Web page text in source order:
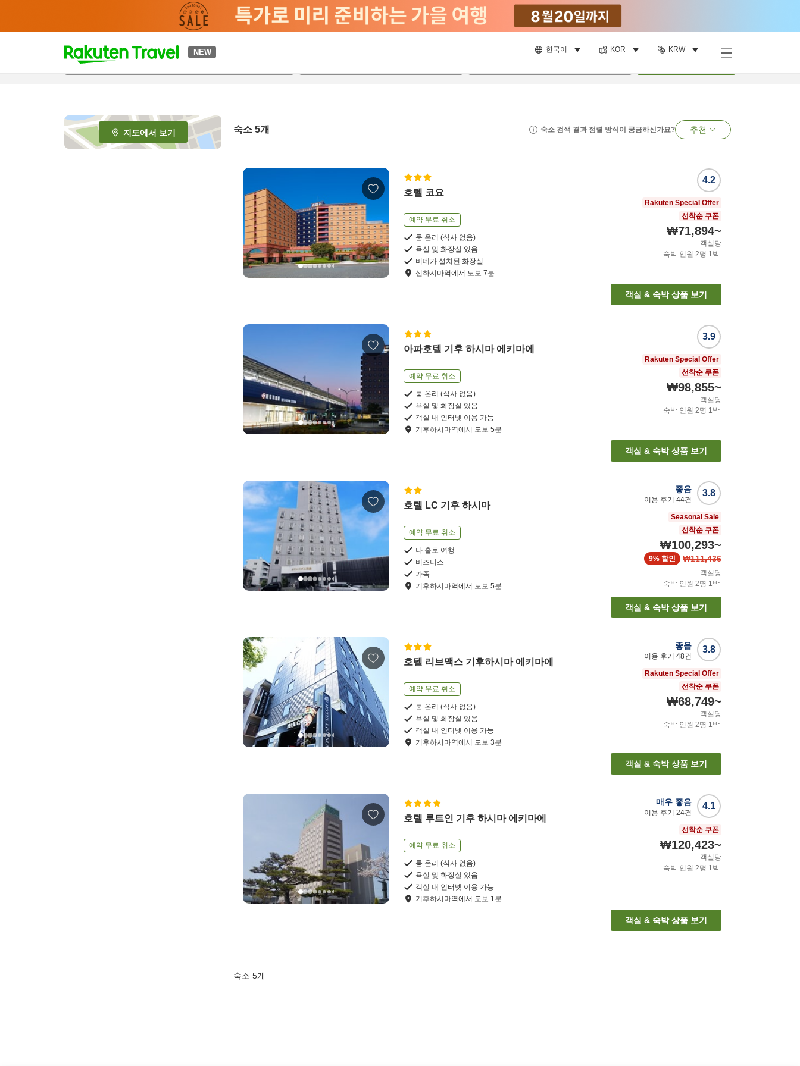
NEW 한국어 KOR KRW
t
p
e
_
s
지도에서 보기 숙소 5개 숙소 검색 결과 정렬 방식이 궁금하신가요? 추천
호텔 코요
예약 무료 취소
룸 온리 (식사 없음)
욕실 및 화장실 있음
비데가 설치된 화장실
신하시마역에서 도보 7분
4.2
Rakuten Special Offer
선착순 쿠폰
₩71,894~
객실당
숙박 인원 2명 1박
객실 & 숙박 상품 보기
아파호텔 기후 하시마 에키마에
예약 무료 취소
룸 온리 (식사 없음)
욕실 및 화장실 있음
객실 내 인터넷 이용 가능
기후하시마역에서 도보 5분
3.9
Rakuten Special Offer
선착순 쿠폰
₩98,855~
객실당
숙박 인원 2명 1박
객실 & 숙박 상품 보기
호텔 LC 기후 하시마
예약 무료 취소
나 홀로 여행
비즈니스
가족
기후하시마역에서 도보 5분
3.8
좋음
이용 후기 44건
Seasonal Sale
선착순 쿠폰
₩100,293~
₩111,436
9% 할인
객실당
숙박 인원 2명 1박
객실 & 숙박 상품 보기
호텔 리브맥스 기후하시마 에키마에
예약 무료 취소
룸 온리 (식사 없음)
욕실 및 화장실 있음
객실 내 인터넷 이용 가능
기후하시마역에서 도보 3분
3.8
좋음
이용 후기 48건
Rakuten Special Offer
선착순 쿠폰
₩68,749~
객실당
숙박 인원 2명 1박
객실 & 숙박 상품 보기
호텔 루트인 기후 하시마 에키마에
예약 무료 취소
룸 온리 (식사 없음)
욕실 및 화장실 있음
객실 내 인터넷 이용 가능
기후하시마역에서 도보 1분
4.1
매우 좋음
이용 후기 24건
선착순 쿠폰
₩120,423~
객실당
숙박 인원 2명 1박
객실 & 숙박 상품 보기
숙소 5개